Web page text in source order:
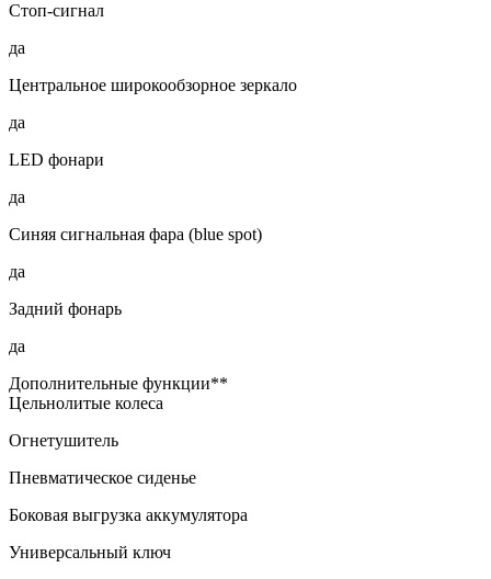
Стоп-сигнал
да
Центральное широкообзорное зеркало
да
LED фонари
да
Синяя сигнальная фара (blue spot)
да
Задний фонарь
да
Дополнительные функции**
Цельнолитые колеса
Огнетушитель
Пневматическое сиденье
Боковая выгрузка аккумулятора
Универсальный ключ